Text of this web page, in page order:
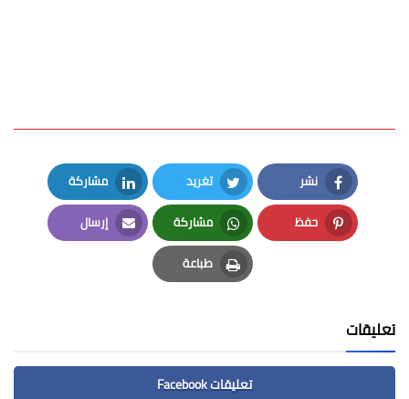
نشر
Facebook
تغريد
Twitter
مشاركة
LinkedIn
حفظ
Pinterest
مشاركة
Whatsapp
إرسال
Email
طباعة
Print
تعليقات
تعليقات Facebook